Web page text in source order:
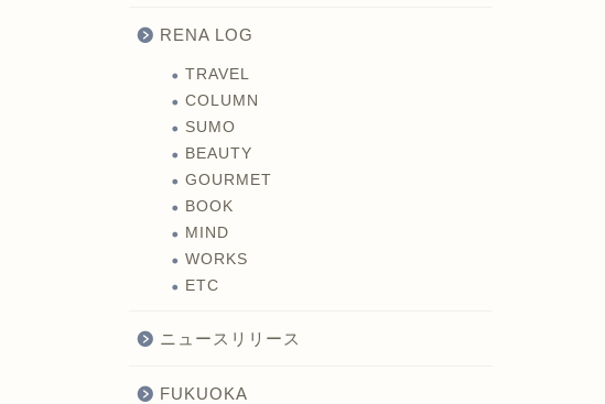
RENA LOG
TRAVEL
COLUMN
SUMO
BEAUTY
GOURMET
BOOK
MIND
WORKS
ETC
ニュースリリース
FUKUOKA